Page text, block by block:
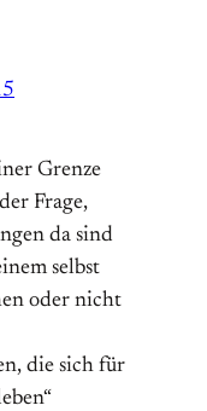
Grenze
Frage,
da sind
selbst
oder nicht
die sich für